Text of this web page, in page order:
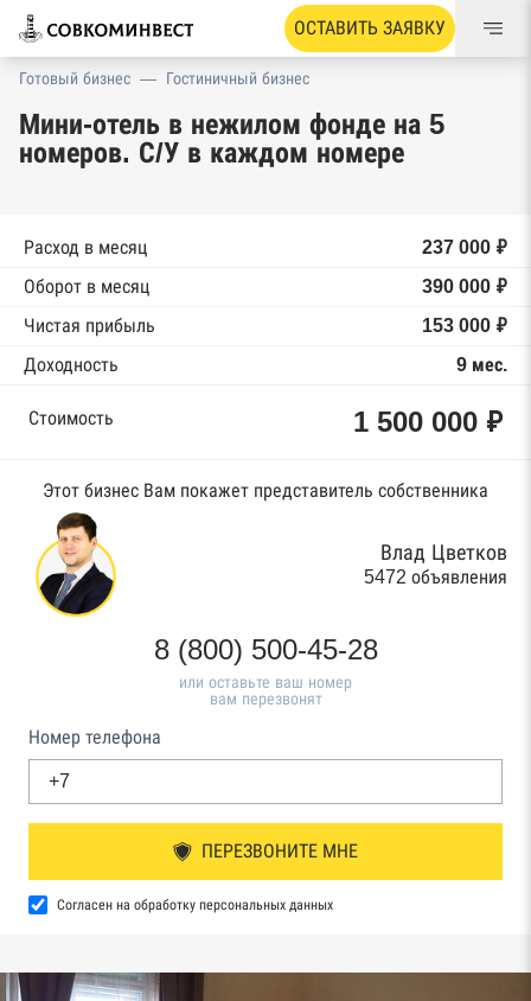
ОСТАВИТЬ ЗАЯВКУ
Готовый бизнес — Гостиничный бизнес
Мини-отель в нежилом фонде на 5
номеров. С/У в каждом номере
Расход в месяц
237 000 ₽
Оборот в месяц
390 000 ₽
Чистая прибыль
153 000 ₽
Доходность
9 мес.
Стоимость 1 500 000 ₽
Этот бизнес Вам покажет представитель собственника
Влад Цветков
5472 объявления
8 (800) 500-45-28
или оставьте ваш номер
вам перезвонят
Номер телефона
ПЕРЕЗВОНИТЕ МНЕ
Согласен на обработку персональных данных